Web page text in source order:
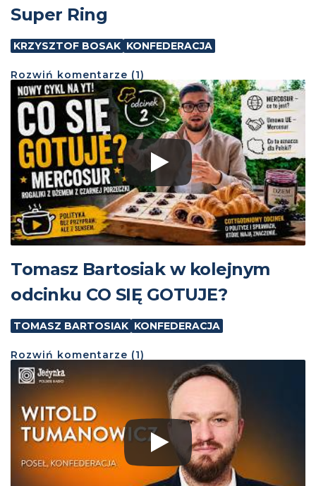
Super Ring
KRZYSZTOF BOSAK KONFEDERACJA
Rozwiń komentarze (1)
Tomasz Bartosiak w kolejnym
odcinku CO SIĘ GOTUJE?
TOMASZ BARTOSIAK KONFEDERACJA
Rozwiń komentarze (1)